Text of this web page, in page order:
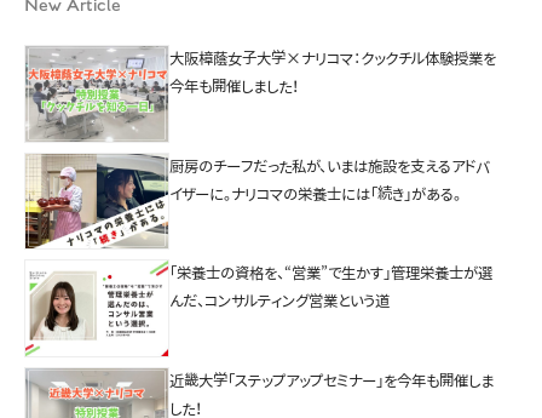
New Article
大阪樟蔭女子大学×ナリコマ：クックチル体験授業を
今年も開催しました！
厨房のチーフだった私が、いまは施設を支えるアドバ
イザーに。ナリコマの栄養士には「続き」がある。
「栄養士の資格を、“営業”で生かす」管理栄養士が選
んだ、コンサルティング営業という道
近畿大学「ステップアップセミナー」を今年も開催しま
した！